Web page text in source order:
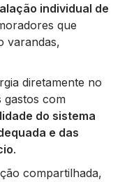
individual de
que
varandas,
diretamente no
gastos com
do sistema
e das
.
compartilhada,